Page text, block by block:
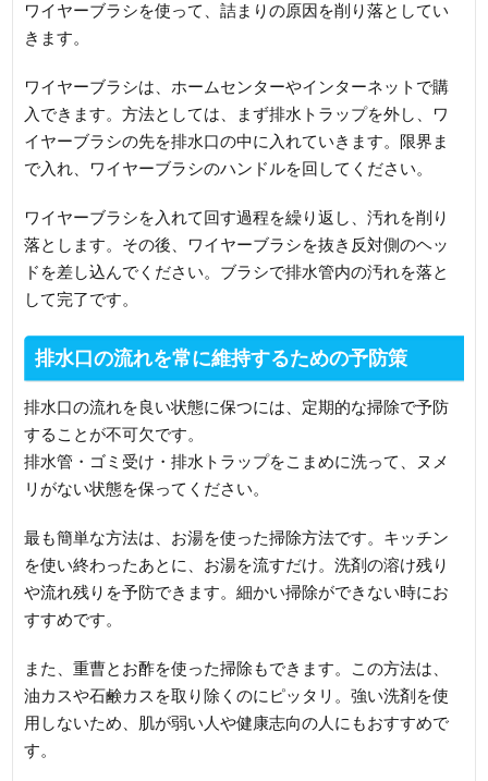
ワイヤーブラシを使って、詰まりの原因を削り落としてい
きます。
ワイヤーブラシは、ホームセンターやインターネットで購
入できます。方法としては、まず排水トラップを外し、ワ
イヤーブラシの先を排水口の中に入れていきます。限界ま
で入れ、ワイヤーブラシのハンドルを回してください。
ワイヤーブラシを入れて回す過程を繰り返し、汚れを削り
落とします。その後、ワイヤーブラシを抜き反対側のヘッ
ドを差し込んでください。ブラシで排水管内の汚れを落と
して完了です。
排水口の流れを常に維持するための予防策
排水口の流れを良い状態に保つには、定期的な掃除で予防
することが不可欠です。
排水管・ゴミ受け・排水トラップをこまめに洗って、ヌメ
リがない状態を保ってください。
最も簡単な方法は、お湯を使った掃除方法です。キッチン
を使い終わったあとに、お湯を流すだけ。洗剤の溶け残り
や流れ残りを予防できます。細かい掃除ができない時にお
すすめです。
また、重曹とお酢を使った掃除もできます。この方法は、
油カスや石鹸カスを取り除くのにピッタリ。強い洗剤を使
用しないため、肌が弱い人や健康志向の人にもおすすめで
す。